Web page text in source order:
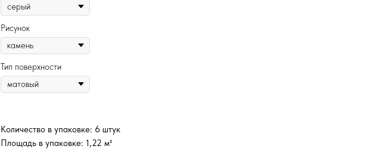
Рисунок
Тип поверхности
Количество в упаковке: 6 штук
Площадь в упаковке: 1,22 м²